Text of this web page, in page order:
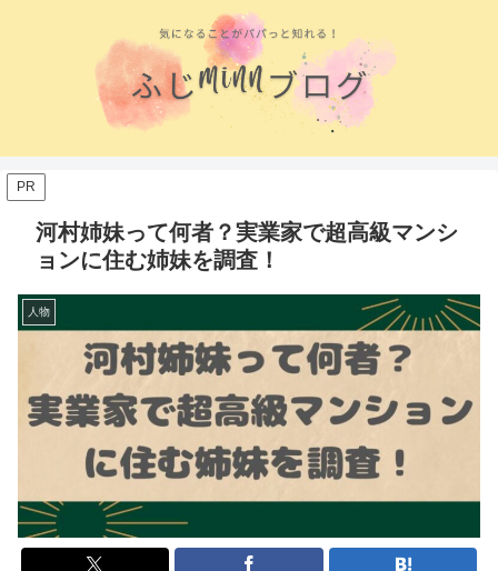
PR
河村姉妹って何者？実業家で超高級マンシ
ョンに住む姉妹を調査！
人物